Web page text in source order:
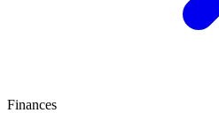
Finances